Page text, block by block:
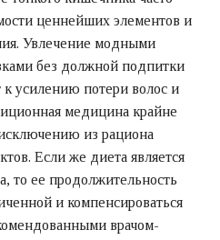
ценнейших элементов и
Увлечение модными
без должной подпитки
к усилению потери волос и
медицина крайне
из рациона
Если же диета является
то ее продолжительность
и компенсироваться
врачом-